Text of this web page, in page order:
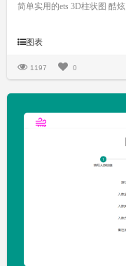
简单实用的ets 3D柱状图 酷炫
图表
1197 0